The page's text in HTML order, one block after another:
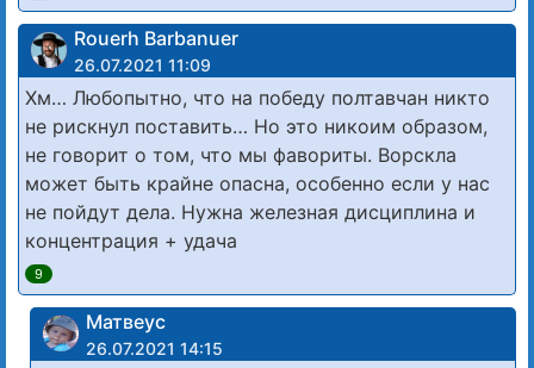
Rouerh Barbanuer
26.07.2021 11:09
Хм… Любопытно, что на победу полтавчан никто
не рискнул поставить… Но это никоим образом,
не говорит о том, что мы фавориты. Ворскла
может быть крайне опасна, особенно если у нас
не пойдут дела. Нужна железная дисциплина и
концентрация + удача
9
Матвеус
26.07.2021 14:15